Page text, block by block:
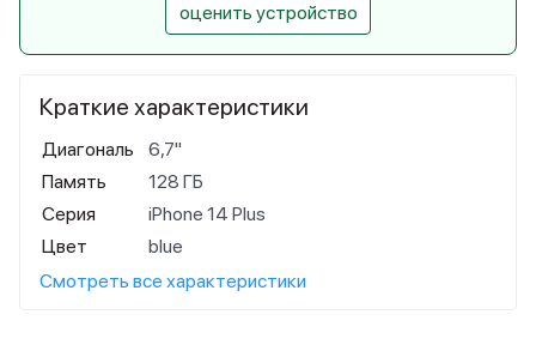
Краткие характеристики
Диагональ
6,7"
Память
128 ГБ
Серия
iPhone 14 Plus
Цвет
blue
Смотреть все характеристики
оценить устройство